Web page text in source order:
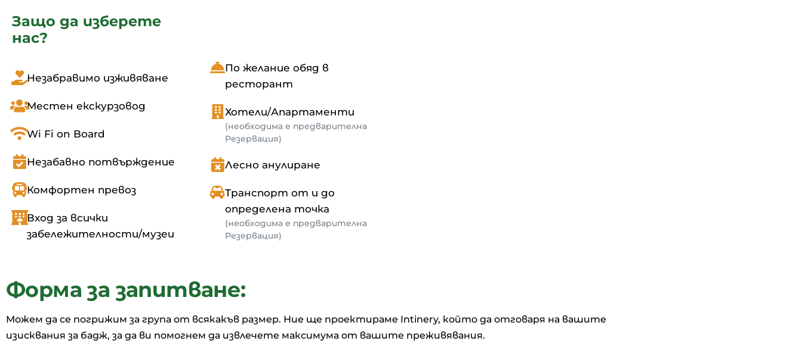
Защо да изберете
нас?
Незабравимо изживяване
Местен екскурзовод
Wi Fi on Board
Незабавно потвърждение
Комфортен превоз
Вход за всички
забележителности/музеи
По желание обяд в
ресторант
Хотели/Апартаменти
(необходима е предварителна
Резервация)
Лесно анулиране
Транспорт от и до
определена точка
(необходима е предварителна
Резервация)
Форма за запитване:
Можем да се погрижим за група от всякакъв размер. Ние ще проектираме Intinery, който да отговаря на вашите
изисквания за бадж, за да ви помогнем да извлечете максимума от вашите преживявания.